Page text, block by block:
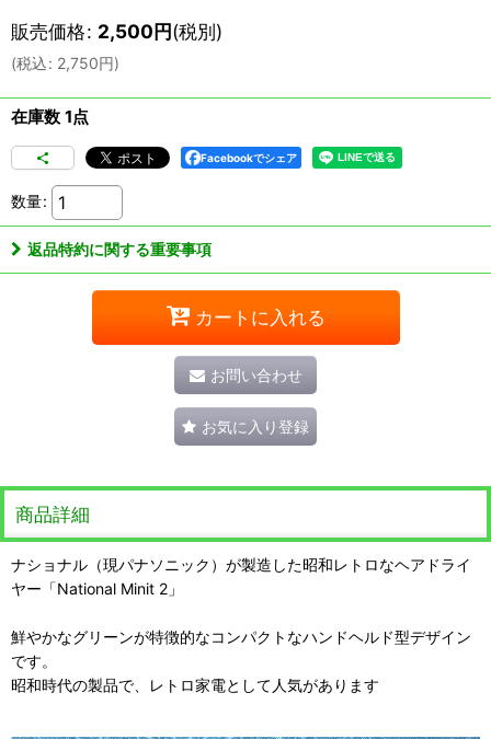
販売価格: 2,500円(税別)
(税込: 2,750円)
在庫数 1点
Facebookでシェア
数量:
返品特約に関する重要事項
カートに入れる
お問い合わせ
お気に入り登録
商品詳細
ナショナル（現パナソニック）が製造した昭和レトロなヘアドライ
ヤー「National Minit 2」
鮮やかなグリーンが特徴的なコンパクトなハンドヘルド型デザイン
です。
昭和時代の製品で、レトロ家電として人気があります